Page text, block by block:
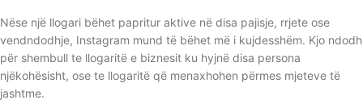
Nëse një llogari bëhet papritur aktive në disa pajisje, rrjete ose
vendndodhje, Instagram mund të bëhet më i kujdesshëm. Kjo ndodh
për shembull te llogaritë e biznesit ku hyjnë disa persona
njëkohësisht, ose te llogaritë që menaxhohen përmes mjeteve të
jashtme.